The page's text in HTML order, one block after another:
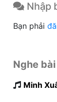
Nhập
Bạn phải
Nghe
Minh